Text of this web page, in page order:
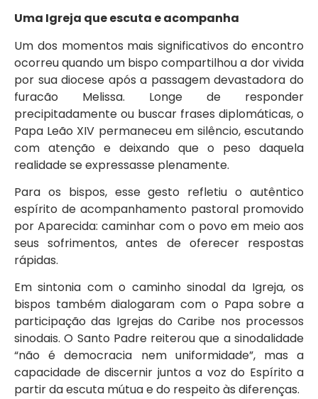
Uma Igreja que escuta e acompanha
Um dos momentos mais significativos do encontro
ocorreu quando um bispo compartilhou a dor vivida
por sua diocese após a passagem devastadora do
furacão Melissa. Longe de responder
precipitadamente ou buscar frases diplomáticas, o
Papa Leão XIV permaneceu em silêncio, escutando
com atenção e deixando que o peso daquela
realidade se expressasse plenamente.
Para os bispos, esse gesto refletiu o autêntico
espírito de acompanhamento pastoral promovido
por Aparecida: caminhar com o povo em meio aos
seus sofrimentos, antes de oferecer respostas
rápidas.
Em sintonia com o caminho sinodal da Igreja, os
bispos também dialogaram com o Papa sobre a
participação das Igrejas do Caribe nos processos
sinodais. O Santo Padre reiterou que a sinodalidade
“não é democracia nem uniformidade”, mas a
capacidade de discernir juntos a voz do Espírito a
partir da escuta mútua e do respeito às diferenças.